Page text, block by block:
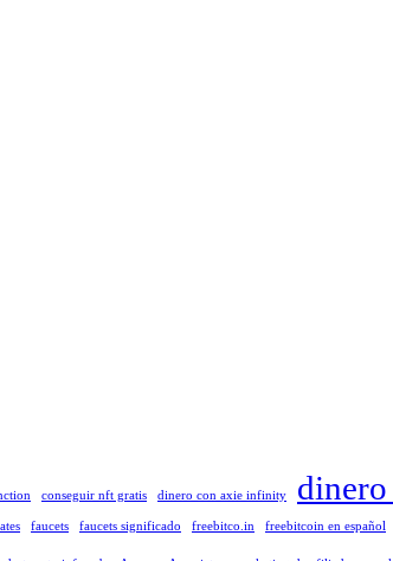
conseguir nft gratis dinero con axie infinity
faucets faucets significado freebitco.in freebitcoin en español